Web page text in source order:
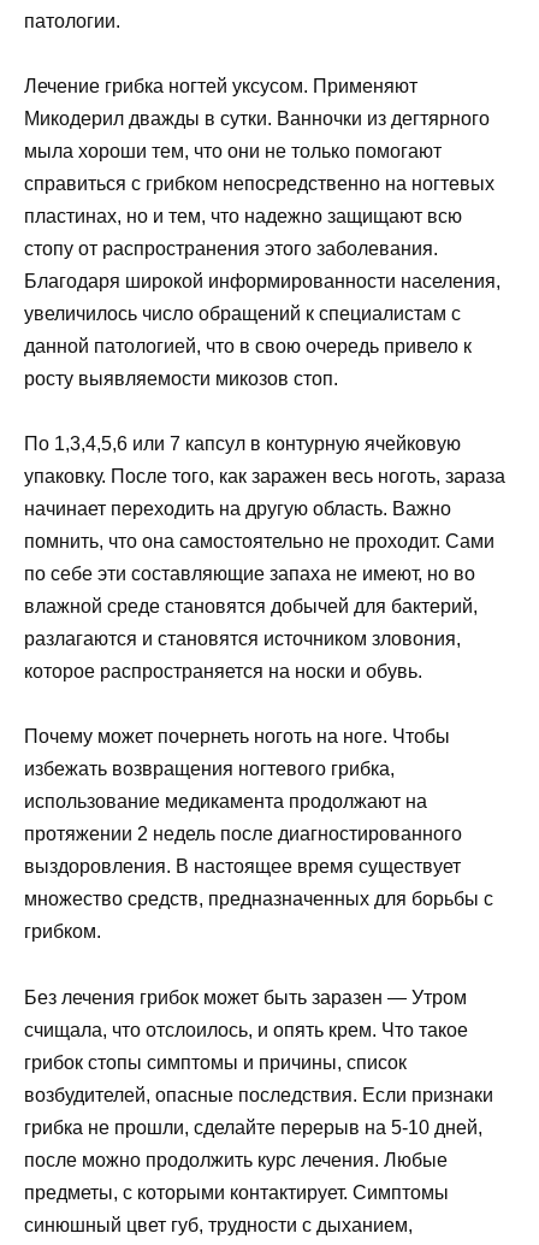
патологии.
Лечение грибка ногтей уксусом. Применяют
Микодерил дважды в сутки. Ванночки из дегтярного
мыла хороши тем, что они не только помогают
справиться с грибком непосредственно на ногтевых
пластинах, но и тем, что надежно защищают всю
стопу от распространения этого заболевания.
Благодаря широкой информированности населения,
увеличилось число обращений к специалистам с
данной патологией, что в свою очередь привело к
росту выявляемости микозов стоп.
По 1,3,4,5,6 или 7 капсул в контурную ячейковую
упаковку. После того, как заражен весь ноготь, зараза
начинает переходить на другую область. Важно
помнить, что она самостоятельно не проходит. Сами
по себе эти составляющие запаха не имеют, но во
влажной среде становятся добычей для бактерий,
разлагаются и становятся источником зловония,
которое распространяется на носки и обувь.
Почему может почернеть ноготь на ноге. Чтобы
избежать возвращения ногтевого грибка,
использование медикамента продолжают на
протяжении 2 недель после диагностированного
выздоровления. В настоящее время существует
множество средств, предназначенных для борьбы с
грибком.
Без лечения грибок может быть заразен — Утром
счищала, что отслоилось, и опять крем. Что такое
грибок стопы симптомы и причины, список
возбудителей, опасные последствия. Если признаки
грибка не прошли, сделайте перерыв на 5-10 дней,
после можно продолжить курс лечения. Любые
предметы, с которыми контактирует. Симптомы
синюшный цвет губ, трудности с дыханием,